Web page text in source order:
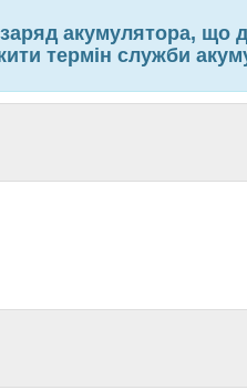
акумулятора, що
термін служби